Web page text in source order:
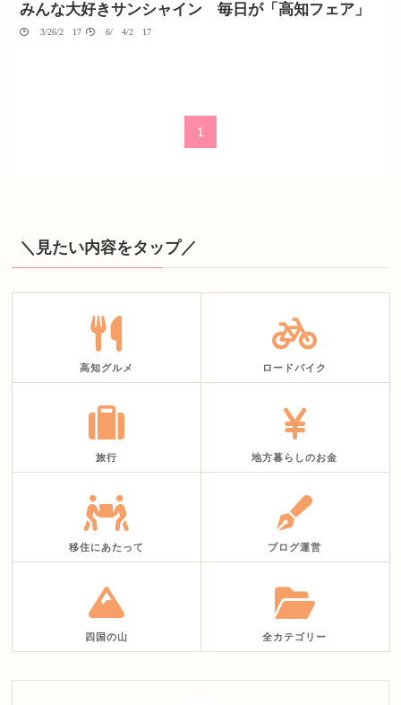
みんな大好きサンシャイン 毎日が「高知フェア」
03/26/2017 06/04/2017
1
＼見たい内容をタップ／
高知グルメ ロードバイク
旅行 地方暮らしのお金
移住にあたって ブログ運営
四国の山 全カテゴリー